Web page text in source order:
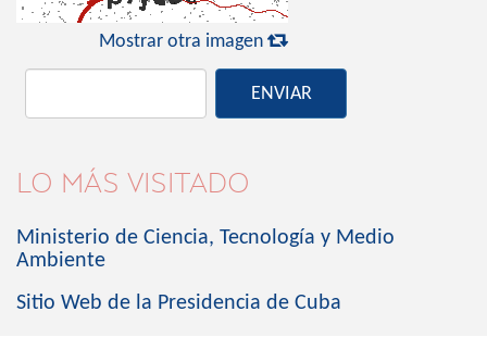
Mostrar otra imagen 
ENVIAR
LO MÁS VISITADO
Ministerio de Ciencia, Tecnología y Medio
Ambiente
Sitio Web de la Presidencia de Cuba